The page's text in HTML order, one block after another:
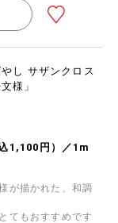
し サザンクロス
様」
1,100円）／1m
が描かれた、和調
てもおすすめです